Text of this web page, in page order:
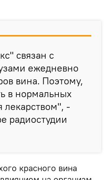
связан с
ежедневно
вина. Поэтому,
в нормальных
лекарством", -
радиостудии
красного вина